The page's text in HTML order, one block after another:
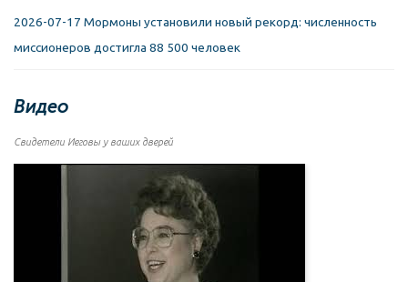
2026-07-17 Мормоны установили новый рекорд: численность
миссионеров достигла 88 500 человек
Видео
Свидетели Иеговы у ваших дверей